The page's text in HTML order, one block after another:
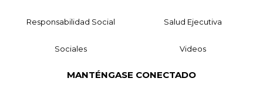
Responsabilidad Social Salud Ejecutiva
Sociales Videos
MANTÉNGASE CONECTADO